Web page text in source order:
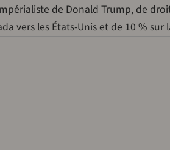
de Donald Trump, de
vers les États-Unis et de 10 %